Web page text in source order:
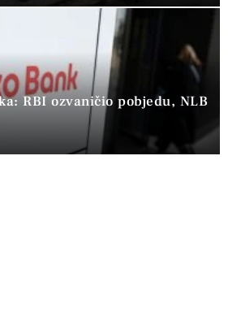
RBI ozvaničio pobjedu, NLB